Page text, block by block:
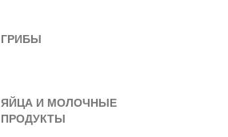
ГРИБЫ
ЯЙЦА И МОЛОЧНЫЕ
ПРОДУКТЫ